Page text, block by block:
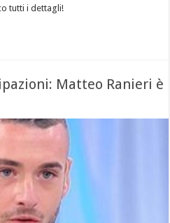
tutti i dettagli!
Matteo Ranieri è